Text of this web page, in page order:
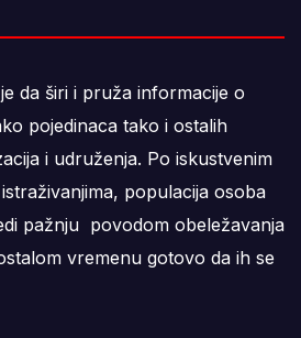
da širi i pruža informacije o
pojedinaca tako i ostalih
i udruženja. Po iskustvenim
populacija osoba
pažnju povodom obeležavanja
vremenu gotovo da ih se